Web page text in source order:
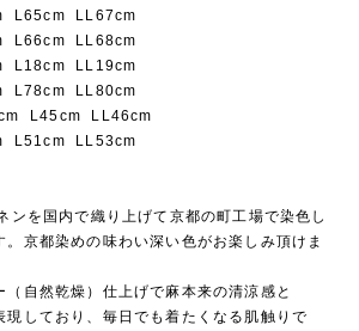
L65cm LL67cm
L66cm LL68cm
L18cm LL19cm
L78cm LL80cm
L45cm LL46cm
L51cm LL53cm
ンを国内で織り上げて京都の町工場で染色し
京都染めの味わい深い色がお楽しみ頂けま
（自然乾燥）仕上げで麻本来の清涼感と
現しており、毎日でも着たくなる肌触りで